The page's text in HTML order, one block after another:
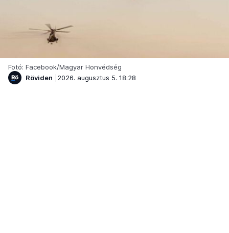
Fotó: Facebook/Magyar Honvédség
Röviden
2026. augusztus 5. 18:28